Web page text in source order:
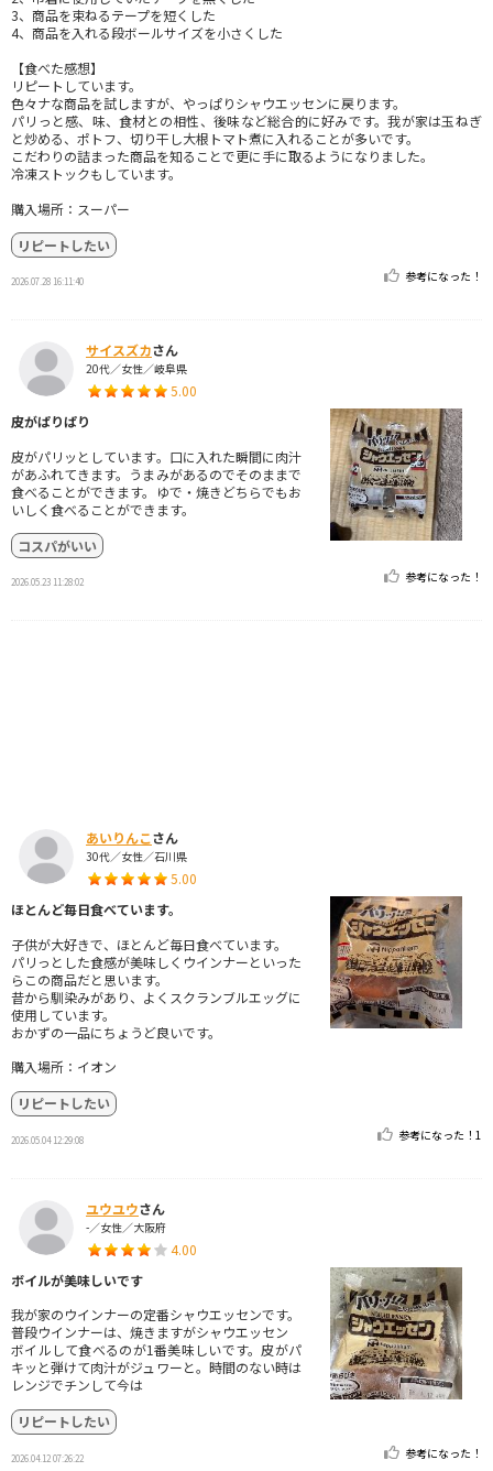
3、商品を束ねるテープを短くした
4、商品を入れる段ボールサイズを小さくした
【食べた感想】
リピートしています。
色々ナな商品を試しますが、やっぱりシャウエッセンに戻ります。
パリっと感、味、食材との相性、後味など総合的に好みです。我が家は玉ねぎ
と炒める、ポトフ、切り干し大根トマト煮に入れることが多いです。
こだわりの詰まった商品を知ることで更に手に取るようになりました。
冷凍ストックもしています。
購入場所：スーパー
リピートしたい
2026.07.28 16:11:40 参考になった！
サイスズカさん
20代／女性／岐阜県
5.00
皮がぱりぱり
皮がパリッとしています。口に入れた瞬間に肉汁
があふれてきます。うまみがあるのでそのままで
食べることができます。ゆで・焼きどちらでもお
いしく食べることができます。
コスパがいい
2026.05.23 11:28:02 参考になった！
あいりんこさん
30代／女性／石川県
5.00
ほとんど毎日食べています。
子供が大好きで、ほとんど毎日食べています。
パリっとした食感が美味しくウインナーといった
らこの商品だと思います。
昔から馴染みがあり、よくスクランブルエッグに
使用しています。
おかずの一品にちょうど良いです。
購入場所：イオン
リピートしたい
2026.05.04 12:29:08 参考になった！ 1
ユウユウさん
-／女性／大阪府
4.00
ボイルが美味しいです
我が家のウインナーの定番シャウエッセンです。
普段ウインナーは、焼きますがシャウエッセン
ボイルして食べるのが1番美味しいです。皮がパ
キッと弾けて肉汁がジュワーと。時間のない時は
レンジでチンして今は
リピートしたい
2026.04.12 07:26:22 参考になった！